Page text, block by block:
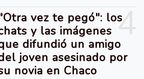
4
vez te pegó": los
y las imágenes
difundió un amigo
joven asesinado por
novia en Chaco